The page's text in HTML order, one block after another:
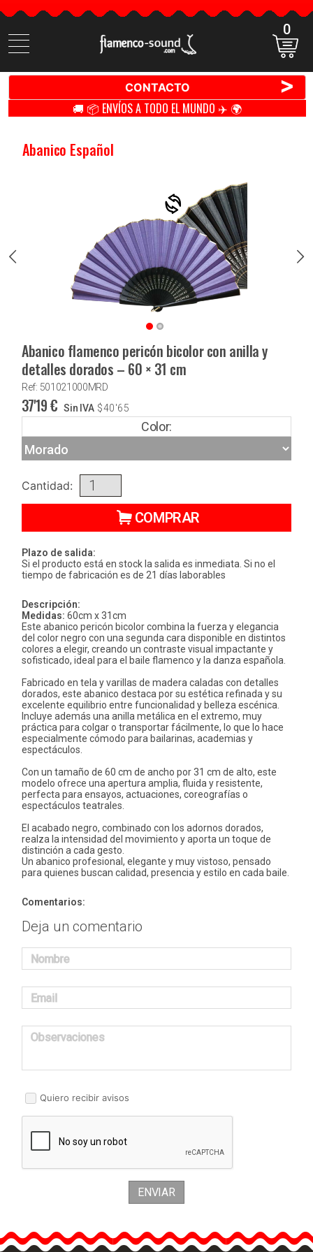
Buscar
productos
0
CONTACTO >
🚚 📦 ENVÍOS A TODO EL MUNDO ✈️ 🌍
Abanico Español
Abanico flamenco pericón bicolor con anilla y
detalles dorados – 60 × 31 cm
Ref: 501021000MRD
37'19€ Sin IVA $40'65
Color:
Cantidad:
COMPRAR
Plazo de salida:
Si el producto está en stock la salida es inmediata. Si no el
tiempo de fabricación es de 21 días laborables
Descripción:
Medidas: 60cm x 31cm
Este abanico pericón bicolor combina la fuerza y elegancia
del color negro con una segunda cara disponible en distintos
colores a elegir, creando un contraste visual impactante y
sofisticado, ideal para el baile flamenco y la danza española.
Fabricado en tela y varillas de madera caladas con detalles
dorados, este abanico destaca por su estética refinada y su
excelente equilibrio entre funcionalidad y belleza escénica.
Incluye además una anilla metálica en el extremo, muy
práctica para colgar o transportar fácilmente, lo que lo hace
especialmente cómodo para bailarinas, academias y
espectáculos.
Con un tamaño de 60 cm de ancho por 31 cm de alto, este
modelo ofrece una apertura amplia, fluida y resistente,
perfecta para ensayos, actuaciones, coreografías o
espectáculos teatrales.
El acabado negro, combinado con los adornos dorados,
realza la intensidad del movimiento y aporta un toque de
distinción a cada gesto.
Un abanico profesional, elegante y muy vistoso, pensado
para quienes buscan calidad, presencia y estilo en cada baile.
Comentarios:
Deja un comentario
Nombre
Email
Observaciones
Quiero recibir avisos
ENVIAR